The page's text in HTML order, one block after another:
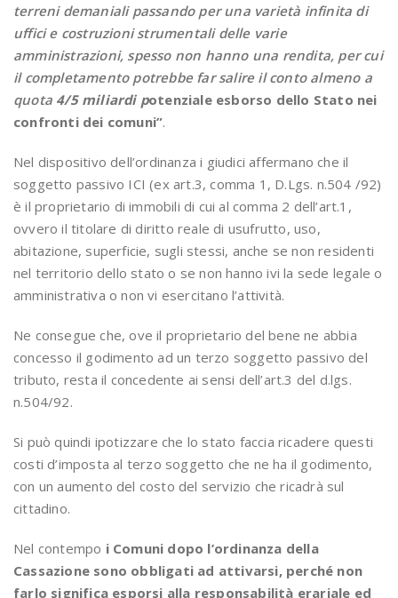
terreni demaniali passando per una varietà infinita di
uffici e costruzioni strumentali delle varie
amministrazioni, spesso non hanno una rendita, per cui
il completamento potrebbe far salire il conto almeno a
quota 4/5 miliardi potenziale esborso dello Stato nei
confronti dei comuni”.
Nel dispositivo dell’ordinanza i giudici affermano che il
soggetto passivo ICI (ex art.3, comma 1, D.Lgs. n.504 /92)
è il proprietario di immobili di cui al comma 2 dell’art.1,
ovvero il titolare di diritto reale di usufrutto, uso,
abitazione, superficie, sugli stessi, anche se non residenti
nel territorio dello stato o se non hanno ivi la sede legale o
amministrativa o non vi esercitano l’attività.
Ne consegue che, ove il proprietario del bene ne abbia
concesso il godimento ad un terzo soggetto passivo del
tributo, resta il concedente ai sensi dell’art.3 del d.lgs.
n.504/92.
Si può quindi ipotizzare che lo stato faccia ricadere questi
costi d’imposta al terzo soggetto che ne ha il godimento,
con un aumento del costo del servizio che ricadrà sul
cittadino.
Nel contempo i Comuni dopo l’ordinanza della
Cassazione sono obbligati ad attivarsi, perché non
farlo significa esporsi alla responsabilità erariale ed